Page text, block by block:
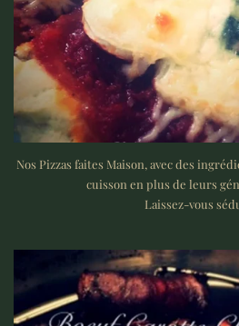
Nos Pizzas faites Maison, avec des
cuisson en plus de leurs
Laissez-vous